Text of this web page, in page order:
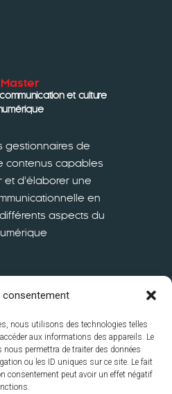
consentement
nous utilisons des technologies telles
aux informations des appareils. Le
permettra de traiter des données
ou les ID uniques sur ce site. Le fait
consentement peut avoir un effet négatif
Master
et culture
gestionnaires de
contenus capables
et d’élaborer une
en
aspects du